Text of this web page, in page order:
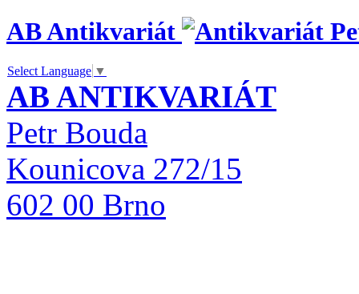
AB Antikvariát
Select Language ▼
AB ANTIKVARIÁT
Petr Bouda
Kounicova 272/15
602 00 Brno